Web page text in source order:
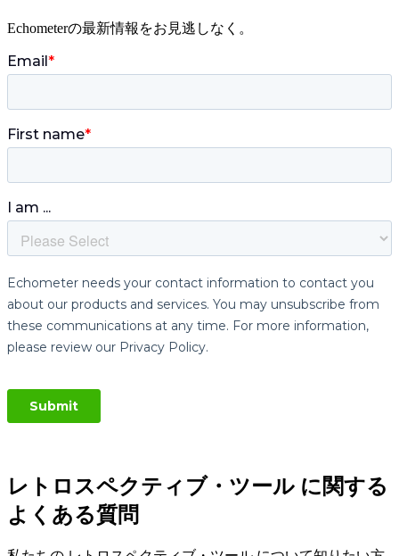
Echometerの最新情報をお見逃しなく。
レトロスペクティブ・ツール に関する
よくある質問